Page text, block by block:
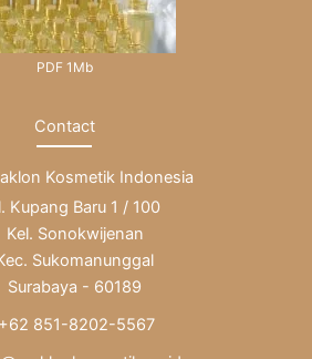
PDF 1Mb
Contact
Kosmetik Indonesia
Kupang Baru 1 / 100
Kel. Sonokwijenan
Sukomanunggal
Surabaya - 60189
+62 851-8202-5567